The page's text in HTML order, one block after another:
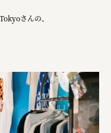
さんの、